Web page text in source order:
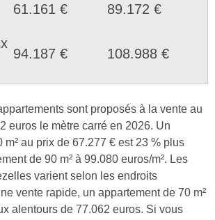
61.161 € 89.172 €
94.187 € 108.988 €
sont proposés à la vente au
euros le mètre carré en 2026. Un
m² au prix de 67.277 € est 23 % plus
de 90 m² à 99.080 euros/m². Les
varient selon les endroits
vente rapide, un appartement de 70 m²
alentours de 77.062 euros. Si vous